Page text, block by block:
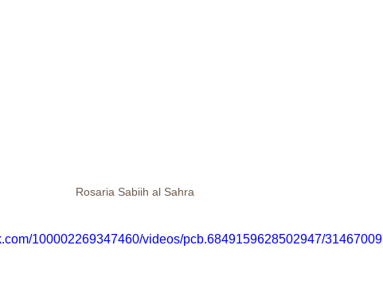
Rosaria Sabiih al Sahra
100002269347460/videos/pcb.6849159628502947/31467009